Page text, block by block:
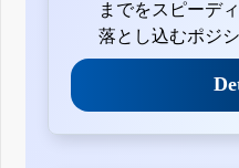
までをスピーデ
落とし込むポジ